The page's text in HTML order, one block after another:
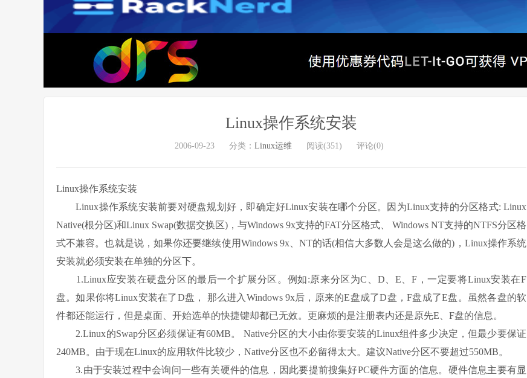
Linux操作系统安装
2006-09-23 分类： Linux运维 阅读(351) 评论(0)
Linux操作系统安装
Linux操作系统安装前要对硬盘规划好，即确定好Linux安装在哪个分区。因为Linux支持的分区格式: Linux
Native(根分区)和Linux Swap(数据交换区)，与Windows 9x支持的FAT分区格式、 Windows NT支持的NTFS分区格
式不兼容。也就是说，如果你还要继续使用Windows 9x、NT的话(相信大多数人会是这么做的)，Linux操作系统
安装就必须安装在单独的分区下。
1.Linux应安装在硬盘分区的最后一个扩展分区。例如:原来分区为C、D、E、F，一定要将Linux安装在F
盘。如果你将Linux安装在了D盘， 那么进入Windows 9x后，原来的E盘成了D盘，F盘成了E盘。虽然各盘的软
件都还能运行，但是桌面、开始选单的快捷键却都已无效。更麻烦的是注册表内还是原先E、F盘的信息。
2.Linux的Swap分区必须保证有60MB。 Native分区的大小由你要安装的Linux组件多少决定，但最少要保证
240MB。由于现在Linux的应用软件比较少，Native分区也不必留得太大。建议Native分区不要超过550MB。
3.由于安装过程中会询问一些有关硬件的信息，因此要提前搜集好PC硬件方面的信息。硬件信息主要有显